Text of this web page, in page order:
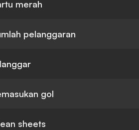
merah
pelanggaran
gol
sheets